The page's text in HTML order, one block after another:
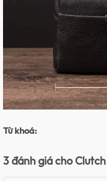
Từ khoá:
3 đánh giá cho